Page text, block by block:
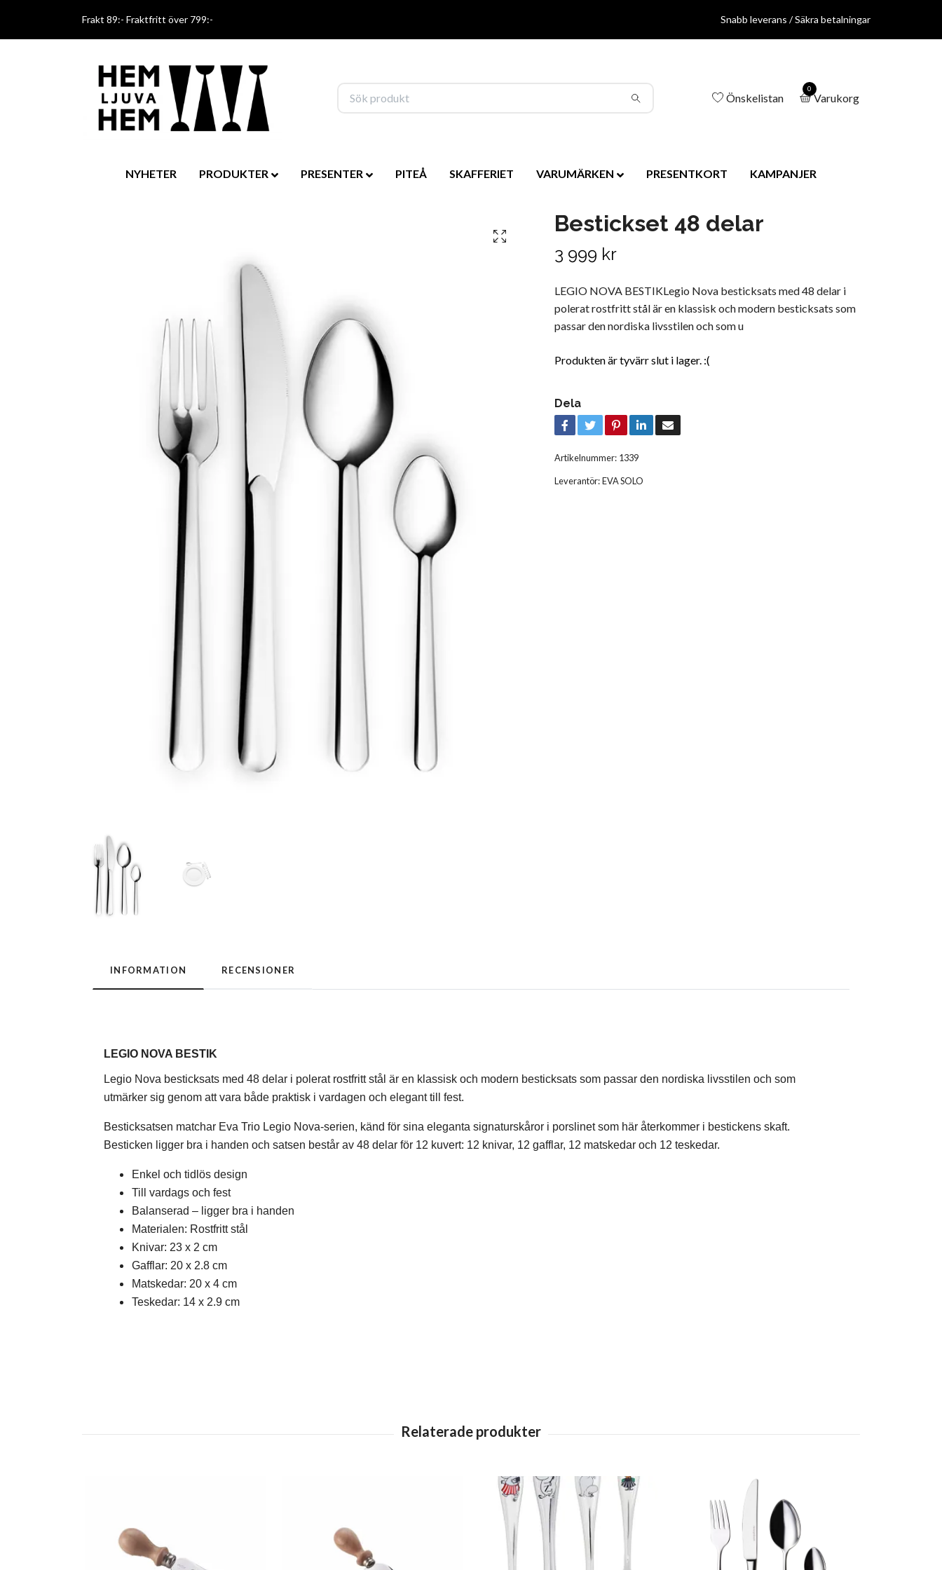
Frakt 89:- Fraktfritt över 799:- Snabb leverans / Säkra betalningar
Önskelistan
0
Varukorg
NYHETER PRODUKTER PRESENTER PITEÅ SKAFFERIET VARUMÄRKEN PRESENTKORT KAMPANJER
Bestickset 48 delar
3 999 kr
LEGIO NOVA BESTIKLegio Nova besticksats med 48 delar i
polerat rostfritt stål är en klassisk och modern besticksats som
passar den nordiska livsstilen och som u
Produkten är tyvärr slut i lager. :(
Dela
Artikelnummer: 1339
Leverantör:EVA SOLO
INFORMATION RECENSIONER
LEGIO NOVA BESTIK
Legio Nova besticksats med 48 delar i polerat rostfritt stål är en klassisk och modern besticksats som passar den nordiska livsstilen och som
utmärker sig genom att vara både praktisk i vardagen och elegant till fest.
Besticksatsen matchar Eva Trio Legio Nova-serien, känd för sina eleganta signaturskåror i porslinet som här återkommer i bestickens skaft.
Besticken ligger bra i handen och satsen består av 48 delar för 12 kuvert: 12 knivar, 12 gafflar, 12 matskedar och 12 teskedar.
Enkel och tidlös design
Till vardags och fest
Balanserad – ligger bra i handen
Materialen: Rostfritt stål
Knivar: 23 x 2 cm
Gafflar: 20 x 2.8 cm
Matskedar: 20 x 4 cm
Teskedar: 14 x 2.9 cm